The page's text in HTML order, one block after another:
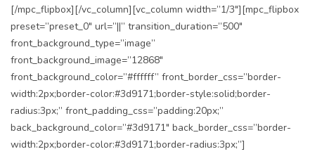
[/mpc_flipbox][/vc_column][vc_column width=”1/3″][mpc_flipbox
preset=”preset_0″ url=”||” transition_duration=”500″
front_background_type=”image”
front_background_image=”12868″
front_background_color=”#ffffff” front_border_css=”border-
width:2px;border-color:#3d9171;border-style:solid;border-
radius:3px;” front_padding_css=”padding:20px;”
back_background_color=”#3d9171″ back_border_css=”border-
width:2px;border-color:#3d9171;border-radius:3px;”]